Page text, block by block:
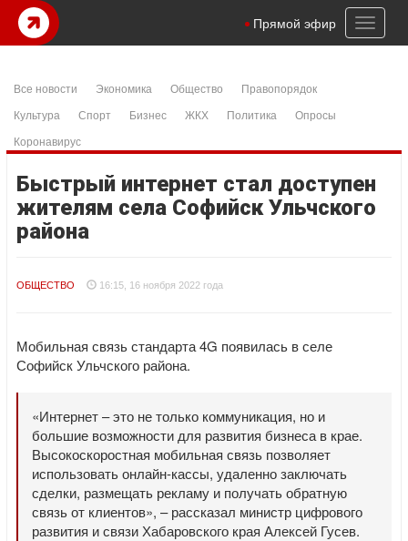
Toggle
Прямой эфир
Все новости Экономика Общество
Правопорядок
Культура
Спорт Бизнес ЖКХ Политика
Опросы
Коронавирус
Быстрый интернет стал доступен
жителям села Софийск Ульчского
района
ОБЩЕСТВО 16:15, 16 ноября 2022 года
Мобильная связь стандарта 4G появилась в селе
Софийск Ульчского района.
«Интернет – это не только коммуникация, но и
большие возможности для развития бизнеса в крае.
Высокоскоростная мобильная связь позволяет
использовать онлайн-кассы, удаленно заключать
сделки, размещать рекламу и получать обратную
связь от клиентов», – рассказал министр цифрового
развития и связи Хабаровского края Алексей Гусев.